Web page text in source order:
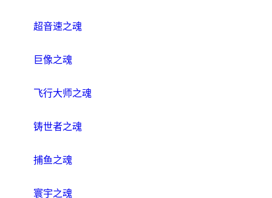
超音速之魂
巨像之魂
飞行大师之魂
铸世者之魂
捕鱼之魂
寰宇之魂